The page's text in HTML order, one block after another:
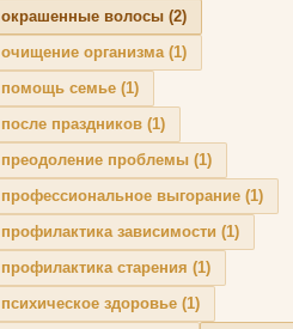
окрашенные волосы (2)
очищение организма(1)
помощь семье (1)
после праздников (1)
преодоление проблемы (1)
профессиональное выгорание (1)
профилактика зависимости (1)
профилактика старения (1)
психическое здоровье (1)